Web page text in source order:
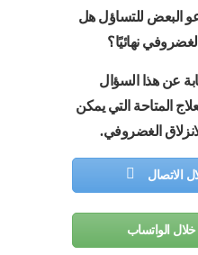
البعض للتساؤل هل
نهائيًا؟
عن هذا السؤال
المتاحة التي يمكن
الغضروفي.
الاتصال
الواتساب